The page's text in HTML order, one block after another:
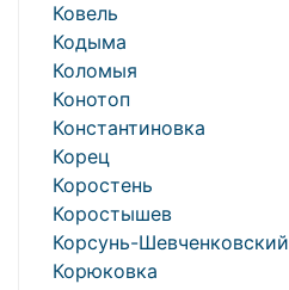
Ковель
Кодыма
Коломыя
Конотоп
Константиновка
Корец
Коростень
Коростышев
Корсунь-Шевченковский
Корюковка